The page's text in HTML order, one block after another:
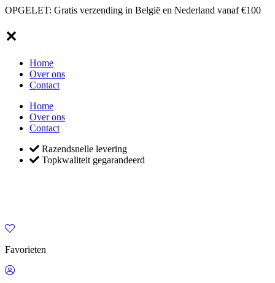
OPGELET: Gratis verzending in België en Nederland vanaf €100
✕
Home
Over ons
Contact
Home
Over ons
Contact
Razendsnelle levering
Topkwaliteit gegarandeerd
Favorieten